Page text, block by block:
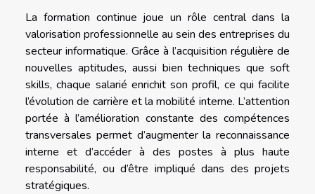
La formation continue joue un rôle central dans la
valorisation professionnelle au sein des entreprises du
secteur informatique. Grâce à l’acquisition régulière de
nouvelles aptitudes, aussi bien techniques que soft
skills, chaque salarié enrichit son profil, ce qui facilite
l’évolution de carrière et la mobilité interne. L’attention
portée à l’amélioration constante des compétences
transversales permet d’augmenter la reconnaissance
interne et d’accéder à des postes à plus haute
responsabilité, ou d’être impliqué dans des projets
stratégiques.